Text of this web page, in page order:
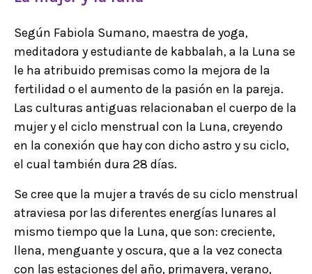
Según Fabiola Sumano, maestra de yoga,
meditadora y estudiante de kabbalah, a la Luna se
le ha atribuido premisas como la mejora de la
fertilidad o el aumento de la pasión en la pareja.
Las culturas antiguas relacionaban el cuerpo de la
mujer y el ciclo menstrual con la Luna, creyendo
en la conexión que hay con dicho astro y su ciclo,
el cual también dura 28 días.
Se cree que la mujer a través de su ciclo menstrual
atraviesa por las diferentes energías lunares al
mismo tiempo que la Luna, que son: creciente,
llena, menguante y oscura, que a la vez conecta
con las estaciones del año, primavera, verano,